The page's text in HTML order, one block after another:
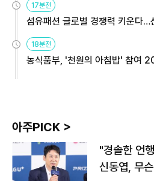
17분전
섬유패션 글로벌 경쟁력 키운다
18분전
농식품부, '천원의 아침밥' 참여
아주PICK >
"경솔한 언
신동엽, 무